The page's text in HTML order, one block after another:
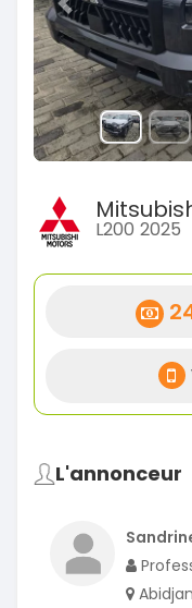
Previous
L200 2025
L'annonceur